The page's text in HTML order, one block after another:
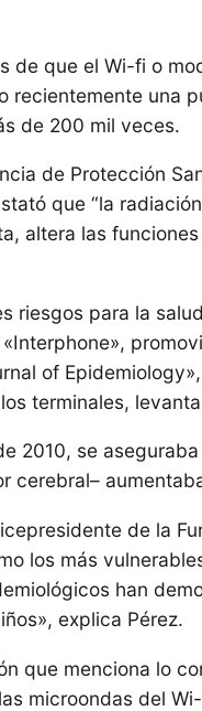
de que el Wi-fi o
recientemente una
de 200 mil veces.
de Protección
que “la
altera las
riesgos para la
of
terminales,
2010, se
cerebral–
de la
los más
han
explica Pérez.
que menciona lo
microondas del